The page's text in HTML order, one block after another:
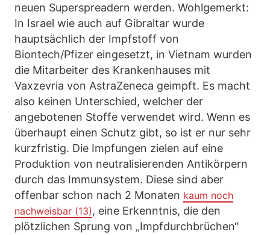
neuen Superspreadern werden. Wohlgemerkt:
In Israel wie auch auf Gibraltar wurde
hauptsächlich der Impfstoff von
Biontech/Pfizer eingesetzt, in Vietnam wurden
die Mitarbeiter des Krankenhauses mit
Vaxzevria von AstraZeneca geimpft. Es macht
also keinen Unterschied, welcher der
angebotenen Stoffe verwendet wird. Wenn es
überhaupt einen Schutz gibt, so ist er nur sehr
kurzfristig. Die Impfungen zielen auf eine
Produktion von neutralisierenden Antikörpern
durch das Immunsystem. Diese sind aber
offenbar schon nach 2 Monaten kaum noch
nachweisbar (13) , eine Erkenntnis, die den
plötzlichen Sprung von „Impfdurchbrüchen“